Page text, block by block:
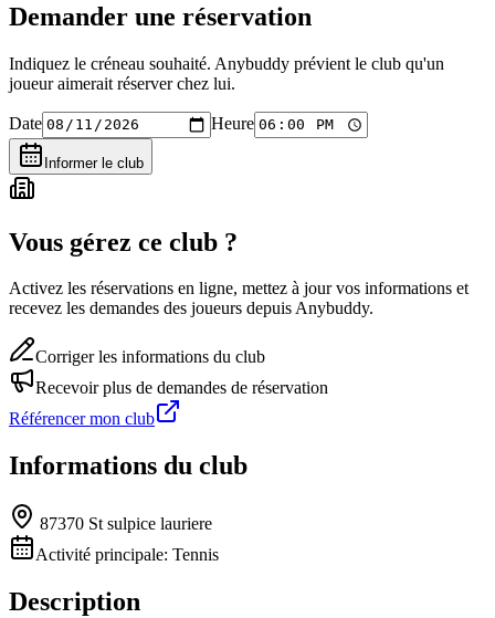
Demander une réservation
Indiquez le créneau souhaité. Anybuddy prévient le club qu'un
joueur aimerait réserver chez lui.
Date Heure
Informer le club
Vous gérez ce club ?
Activez les réservations en ligne, mettez à jour vos informations et
recevez les demandes des joueurs depuis Anybuddy.
Corriger les informations du club
Recevoir plus de demandes de réservation
Référencer mon club
Informations du club
87370 St sulpice lauriere
Activité principale: Tennis
Description